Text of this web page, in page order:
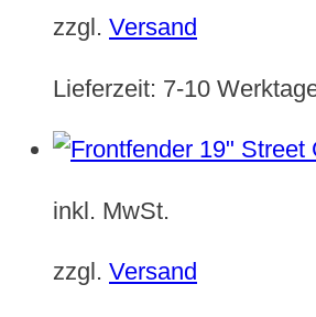
zzgl. Versand
Lieferzeit: 7-10
inkl. MwSt.
zzgl. Versand